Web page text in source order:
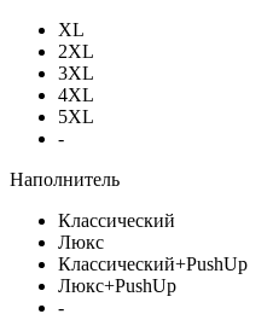
XL
2XL
3XL
4XL
5XL
-
Наполнитель
Классический
Люкс
Классический+PushUp
Люкс+PushUp
-